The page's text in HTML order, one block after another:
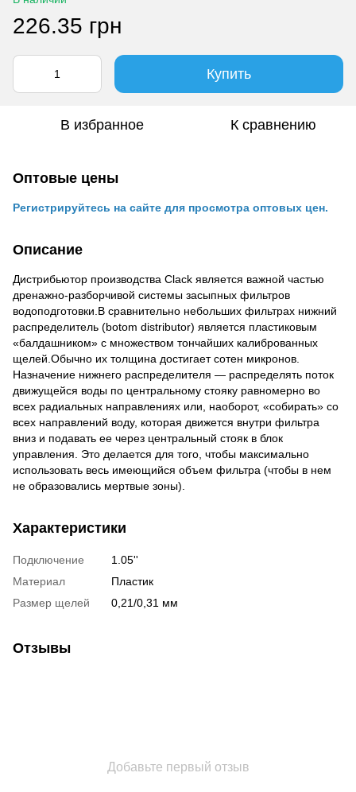
226.35 грн
Купить
В избранное К сравнению
Оптовые цены
Регистрируйтесь на сайте для просмотра оптовых цен.
Описание
Дистрибьютор производства Clack является важной частью
дренажно-разборчивой системы засыпных фильтров
водоподготовки.В сравнительно небольших фильтрах нижний
распределитель (botom distributor) является пластиковым
«балдашником» с множеством тончайших калиброванных
щелей.Обычно их толщина достигает сотен микронов.
Назначение нижнего распределителя — распределять поток
движущейся воды по центральному стояку равномерно во
всех радиальных направлениях или, наоборот, «собирать» со
всех направлений воду, которая движется внутри фильтра
вниз и подавать ее через центральный стояк в блок
управления. Это делается для того, чтобы максимально
использовать весь имеющийся объем фильтра (чтобы в нем
не образовались мертвые зоны).
Характеристики
Подключение
1.05''
Материал
Пластик
Размер щелей
0,21/0,31 мм
Отзывы
Добавьте первый отзыв